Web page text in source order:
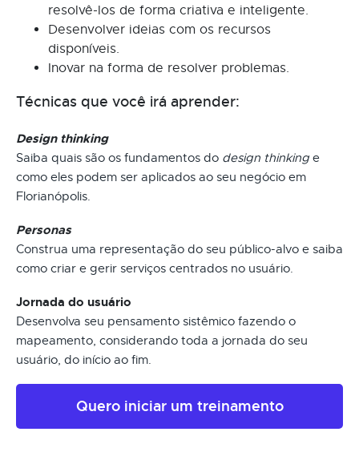
resolvê-los de forma criativa e inteligente.
Desenvolver ideias com os recursos
disponíveis.
Inovar na forma de resolver problemas.
Técnicas que você irá aprender:
Design thinking
Saiba quais são os fundamentos do design thinking e
como eles podem ser aplicados ao seu negócio em
Florianópolis.
Personas
Construa uma representação do seu público-alvo e saiba
como criar e gerir serviços centrados no usuário.
Jornada do usuário
Desenvolva seu pensamento sistêmico fazendo o
mapeamento, considerando toda a jornada do seu
usuário, do início ao fim.
Quero iniciar um treinamento